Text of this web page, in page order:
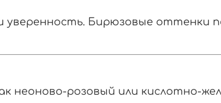
уверенность. Бирюзовые оттенки
неоново-розовый или кислотно-